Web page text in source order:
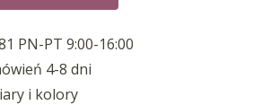
PN-PT 9:00-16:00
4-8 dni
i kolory